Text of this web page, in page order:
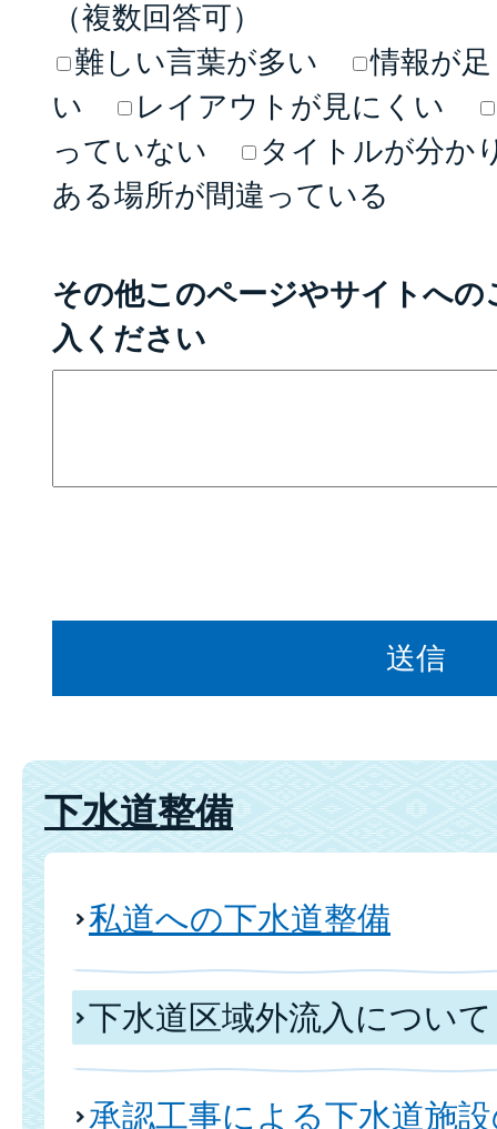
（複数回答可）
難しい言葉が多い
情報が
い
レイアウトが見にくい
っていない
タイトルが分か
ある場所が間違っている
その他このページやサイトへ
入ください
下水道整備
私道への下水道整備
下水道区域外流入について
承認工事による下水道施